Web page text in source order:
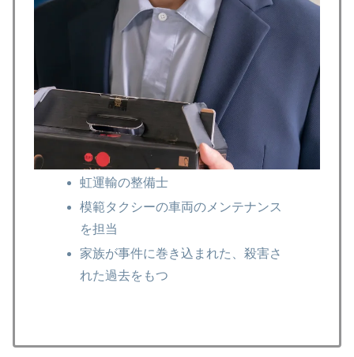
虹運輸の整備士
模範タクシーの車両のメンテナンス
を担当
家族が事件に巻き込まれた、殺害さ
れた過去をもつ